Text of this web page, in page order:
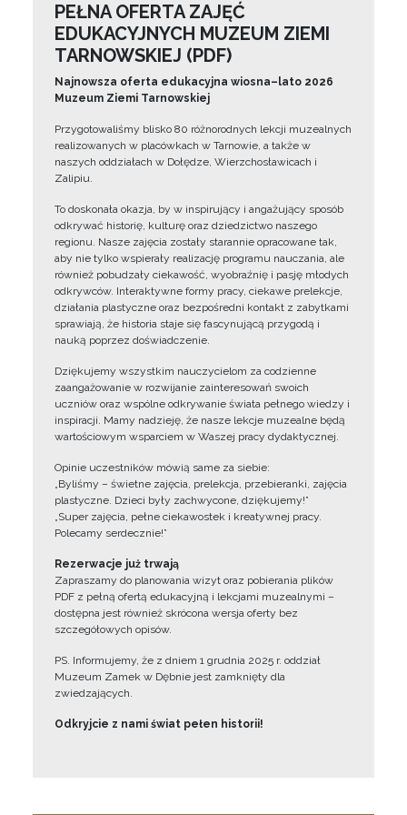
PEŁNA OFERTA ZAJĘĆ
EDUKACYJNYCH MUZEUM ZIEMI
TARNOWSKIEJ (PDF)
Najnowsza oferta edukacyjna wiosna–lato 2026
Muzeum Ziemi Tarnowskiej
Przygotowaliśmy blisko 80 różnorodnych lekcji muzealnych
realizowanych w placówkach w Tarnowie, a także w
naszych oddziałach w Dołędze, Wierzchosławicach i
Zalipiu.
To doskonała okazja, by w inspirujący i angażujący sposób
odkrywać historię, kulturę oraz dziedzictwo naszego
regionu. Nasze zajęcia zostały starannie opracowane tak,
aby nie tylko wspierały realizację programu nauczania, ale
również pobudzały ciekawość, wyobraźnię i pasję młodych
odkrywców. Interaktywne formy pracy, ciekawe prelekcje,
działania plastyczne oraz bezpośredni kontakt z zabytkami
sprawiają, że historia staje się fascynującą przygodą i
nauką poprzez doświadczenie.
Dziękujemy wszystkim nauczycielom za codzienne
zaangażowanie w rozwijanie zainteresowań swoich
uczniów oraz wspólne odkrywanie świata pełnego wiedzy i
inspiracji. Mamy nadzieję, że nasze lekcje muzealne będą
wartościowym wsparciem w Waszej pracy dydaktycznej.
Opinie uczestników mówią same za siebie:
„Byliśmy – świetne zajęcia, prelekcja, przebieranki, zajęcia
plastyczne. Dzieci były zachwycone, dziękujemy!”
„Super zajęcia, pełne ciekawostek i kreatywnej pracy.
Polecamy serdecznie!”
Rezerwacje już trwają
Zapraszamy do planowania wizyt oraz pobierania plików
PDF z pełną ofertą edukacyjną i lekcjami muzealnymi –
dostępna jest również skrócona wersja oferty bez
szczegółowych opisów.
PS. Informujemy, że z dniem 1 grudnia 2025 r. oddział
Muzeum Zamek w Dębnie jest zamknięty dla
zwiedzających.
Odkryjcie z nami świat pełen historii!